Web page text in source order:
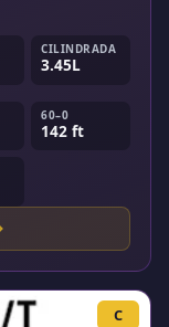
CILINDRADA
3.45L
60–0
142 ft
C